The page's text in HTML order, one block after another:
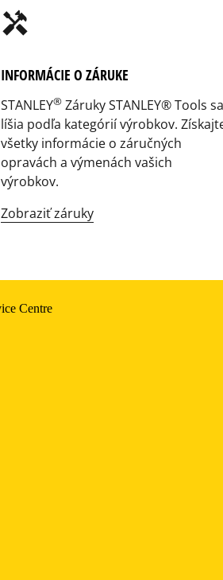
handyman
INFORMÁCIE O ZÁRUKE
STANLEY®Záruky STANLEY® Tools sa
líšia podľa kategórií výrobkov.
všetky informácie o záručných
opravách a výmenách vašich
výrobkov.
Zobraziť záruky